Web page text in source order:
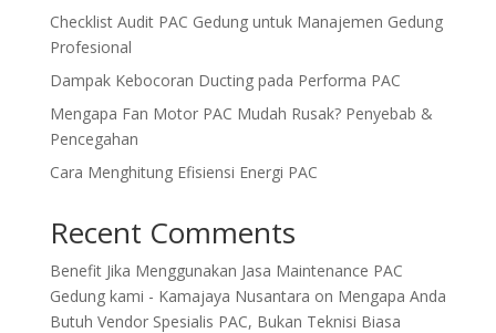
Checklist Audit PAC Gedung untuk Manajemen Gedung
Profesional
Dampak Kebocoran Ducting pada Performa PAC
Mengapa Fan Motor PAC Mudah Rusak? Penyebab &
Pencegahan
Cara Menghitung Efisiensi Energi PAC
Recent Comments
Benefit Jika Menggunakan Jasa Maintenance PAC
Gedung kami - Kamajaya Nusantara on Mengapa Anda
Butuh Vendor Spesialis PAC, Bukan Teknisi Biasa